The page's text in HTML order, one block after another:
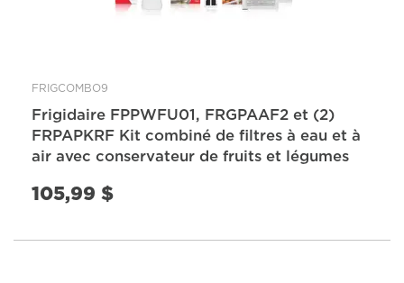
FRIGCOMBO9
Frigidaire FPPWFU01, FRGPAAF2 et (2)
FRPAPKRF Kit combiné de filtres à eau et à
air avec conservateur de fruits et légumes
105,99 $